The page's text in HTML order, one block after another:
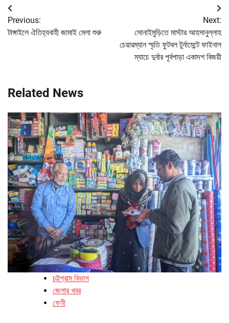
Post
navigation
Previous:
টাঙ্গাইলে ঐতিহ্যবাহী জামাই মেলা শুরু
Next:
সোনাইমুড়িতে মাস্টার আহসানুল্লাহ
চেয়ারম্যান স্মৃতি ফুটবল টুর্নামেন্টে ফাইনাল
ম্যাচে দুর্বার পূর্বপাড়া একাদশ বিজয়ী
Related News
চট্টগ্রাম বিভাগ
জেলার খবর
ফেনী